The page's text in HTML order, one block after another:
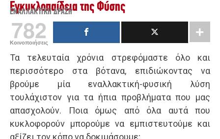
Εγκυκλοπαίδεια της Φύσης
ΕΝΑΛΛΑΚΤΙΚΉ ΔΡΆΣΗ
782
Κοινοποιήσεις
Τα τελευταία χρόνια στρεφόμαστε όλο και
περισσότερο στα βότανα, επιδιώκοντας να
βρούμε μία εναλλακτική-φυσική λύση
τουλάχιστον για τα ήπια προβλήματα που μας
απασχολούν. Ποια όμως από όλα αυτά που
κυκλοφορούν μπορούμε να εμπιστευτούμε και
αξίζει τον κόπο να δοκιμάσουμε;